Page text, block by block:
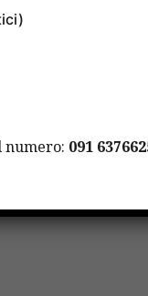
invito avverrà
Falcone.
Falcone:
numero: 091